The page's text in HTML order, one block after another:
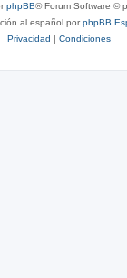
phpBB® Forum Software ©
al español porphpBB
Privacidad | Condiciones